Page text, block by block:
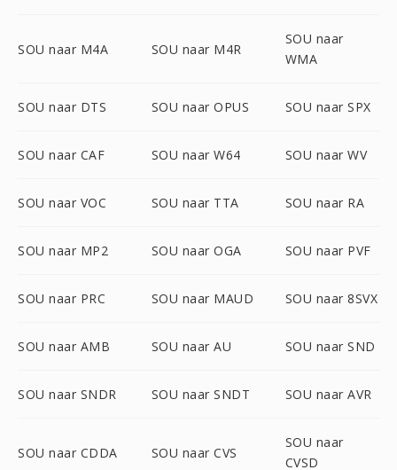
SOU naar M4A SOU naar M4R
SOU naar
WMA
SOU naar DTS SOU naar OPUS SOU naar SPX
SOU naar CAF SOU naar W64 SOU naar WV
SOU naar VOC SOU naar TTA SOU naar RA
SOU naar MP2 SOU naar OGA SOU naar PVF
SOU naar PRC SOU naar MAUD SOU naar 8SVX
SOU naar AMB SOU naar AU SOU naar SND
SOU naar SNDR SOU naar SNDT SOU naar AVR
SOU naar CDDA SOU naar CVS
SOU naar
CVSD